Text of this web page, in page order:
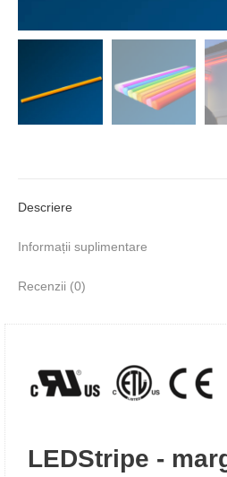
Descriere
Informații suplimentare
Recenzii (0)
LEDStripe -